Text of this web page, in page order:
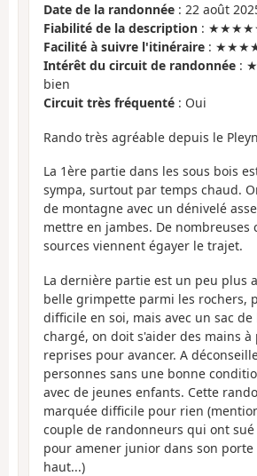
Date de la randonnée : 22 août
Fiabilité de la description :
Facilité à suivre l'itinéraire :
Intérêt du circuit de randonnée :
bien
Circuit très fréquenté : Oui
Rando très agréable depuis le
La 1ère partie dans les sous bois
sympa, surtout par temps chaud.
de montagne avec un dénivelé
mettre en jambes. De nombreuses
sources viennent égayer le trajet.
La dernière partie est un peu plus
belle grimpette parmi les rochers,
difficile en soi, mais avec un sac
chargé, on doit s'aider des mains à
reprises pour avancer. A
personnes sans une bonne
avec de jeunes enfants. Cette
marquée difficile pour rien
couple de randonneurs qui ont
pour amener junior dans son porte
haut...)